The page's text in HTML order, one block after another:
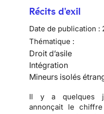
Récits d'exil
Date de publication :
Thématique :
Droit d’asile
Intégration
Mineurs isolés
Il y a quelques
annonçait le